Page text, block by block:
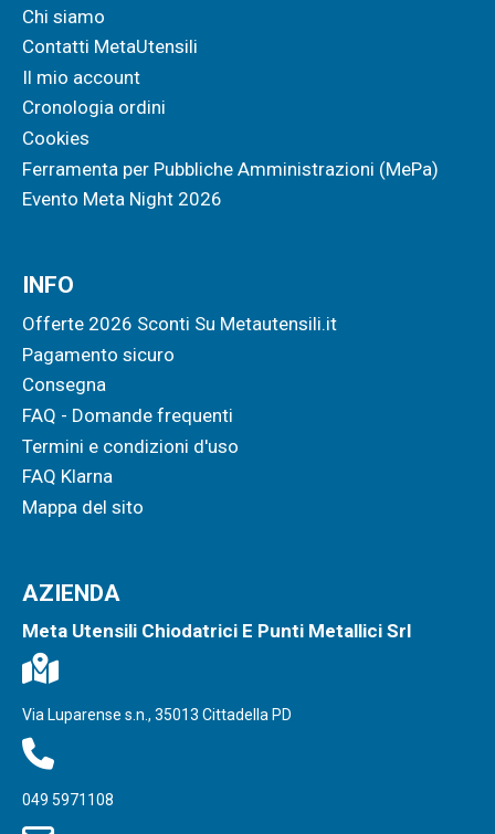
Chi siamo
Contatti MetaUtensili
Il mio account
Cronologia ordini
Cookies
Ferramenta per Pubbliche Amministrazioni (MePa)
Evento Meta Night 2026
INFO
Offerte 2026 Sconti Su Metautensili.it
Pagamento sicuro
Consegna
FAQ - Domande frequenti
Termini e condizioni d'uso
FAQ Klarna
Mappa del sito
AZIENDA
Meta Utensili Chiodatrici E Punti Metallici Srl
Via Luparense s.n., 35013 Cittadella PD
049 5971108